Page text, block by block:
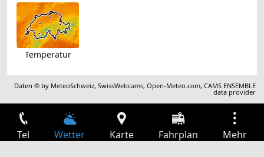
Temperatur
Daten © by MeteoSchweiz,SwissWebcams,Open-Meteo.com,CAMS ENSEMBLE
data provider
Tel Wetter Karte Fahrplan Mehr